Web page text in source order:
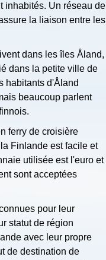
inhabités. Un réseau de
la liaison entre les
dans les îles Åland,
dans la petite ville de
habitants d'Åland
beaucoup parlent
ferry de croisière
Finlande est facile et
utilisée est l'euro et
sont acceptées
pour leur
statut de région
avec leur propre
de destination de